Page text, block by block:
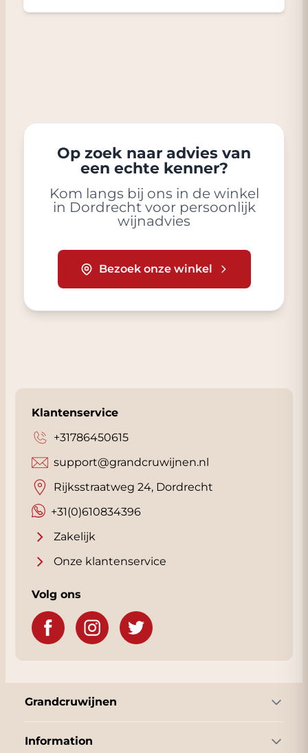
Op zoek naar advies van
een echte kenner?
Kom langs bij ons in de winkel
in Dordrecht voor persoonlijk
wijnadvies
Bezoek onze winkel
Klantenservice
+31786450615
+31(0)610834396
support@grandcruwijnen.nl
Rijksstraatweg 24, Dordrecht
Zakelijk
Onze klantenservice
Volg ons
Grandcruwijnen
Information